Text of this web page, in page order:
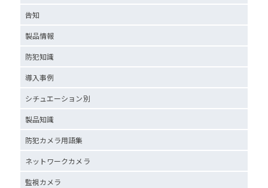
告知
製品情報
防犯知識
導入事例
シチュエーション別
製品知識
防犯カメラ用語集
ネットワークカメラ
監視カメラ